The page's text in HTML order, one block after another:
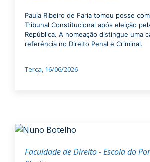
Paula Ribeiro de Faria tomou posse
Tribunal Constitucional após eleição
República. A nomeação distingue uma
referência no Direito Penal e Criminal.
Terça, 16/06/2026
Faculdade de Direito - Escola do